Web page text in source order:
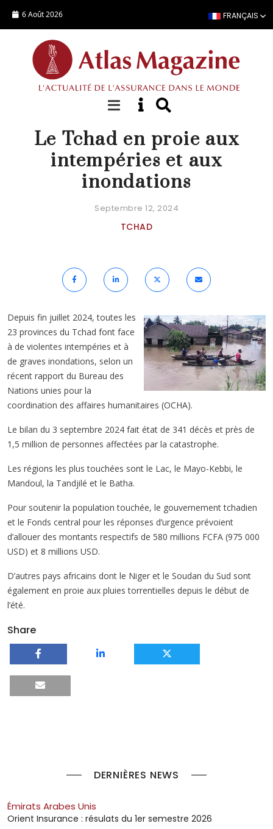
6 Août 2026 FRANÇAIS
ACTUALITÉ
Le Tchad en proie aux
intempéries et aux
inondations
Septembre 12, 2024
TCHAD
Depuis fin juillet 2024, toutes les
23 provinces du Tchad font face
à de violentes intempéries et à
de graves inondations, selon un
récent rapport du Bureau des
Nations unies pour la
coordination des affaires humanitaires (OCHA).
Le bilan du 3 septembre 2024 fait état de 341 décès et près de
1,5 million de personnes affectées par la catastrophe.
Les régions les plus touchées sont le Lac, le Mayo-Kebbi, le
Mandoul, la Tandjilé et le Batha.
Pour soutenir la population touchée, le gouvernement tchadien
et le Fonds central pour les réponses d’urgence prévoient
d’allouer des montants respectifs de 580 millions FCFA (975 000
USD) et 8 millions USD.
D’autres pays africains dont le Niger et le Soudan du Sud sont
également en proie aux pluies torrentielles depuis le début de
l’été.
Share
DERNIÈRES NEWS
Émirats Arabes Unis
Orient Insurance : résulats du 1er semestre 2026